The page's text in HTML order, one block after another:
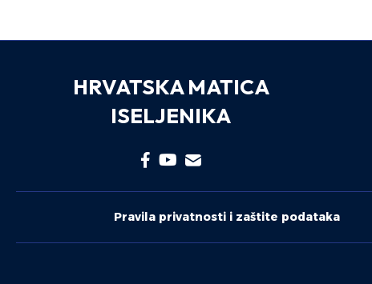
HRVATSKA MATICA
ISELJENIKA
Pravila privatnosti i zaštite podataka